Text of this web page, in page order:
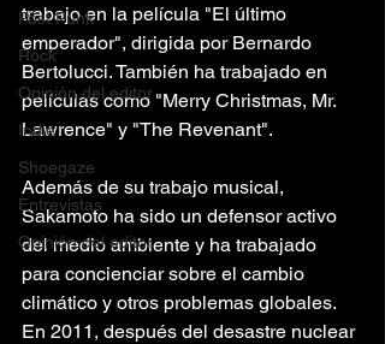
Post Punk
Rock
Opinión del editor
Indie
Shoegaze
Entrevistas
Opinión del editor
trabajo en la película "El último
emperador", dirigida por Bernardo
Bertolucci. También ha trabajado en
películas como "Merry Christmas, Mr.
Lawrence" y "The Revenant".
Además de su trabajo musical,
Sakamoto ha sido un defensor activo
del medio ambiente y ha trabajado
para concienciar sobre el cambio
climático y otros problemas globales.
En 2011, después del desastre nuclear